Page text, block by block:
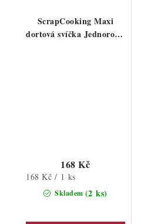
ScrapCooking Maxi
dortová svíčka Jednorožčí
Skladem (2 ks)
168 Kč
Měrná
168 Kč / 1 ks